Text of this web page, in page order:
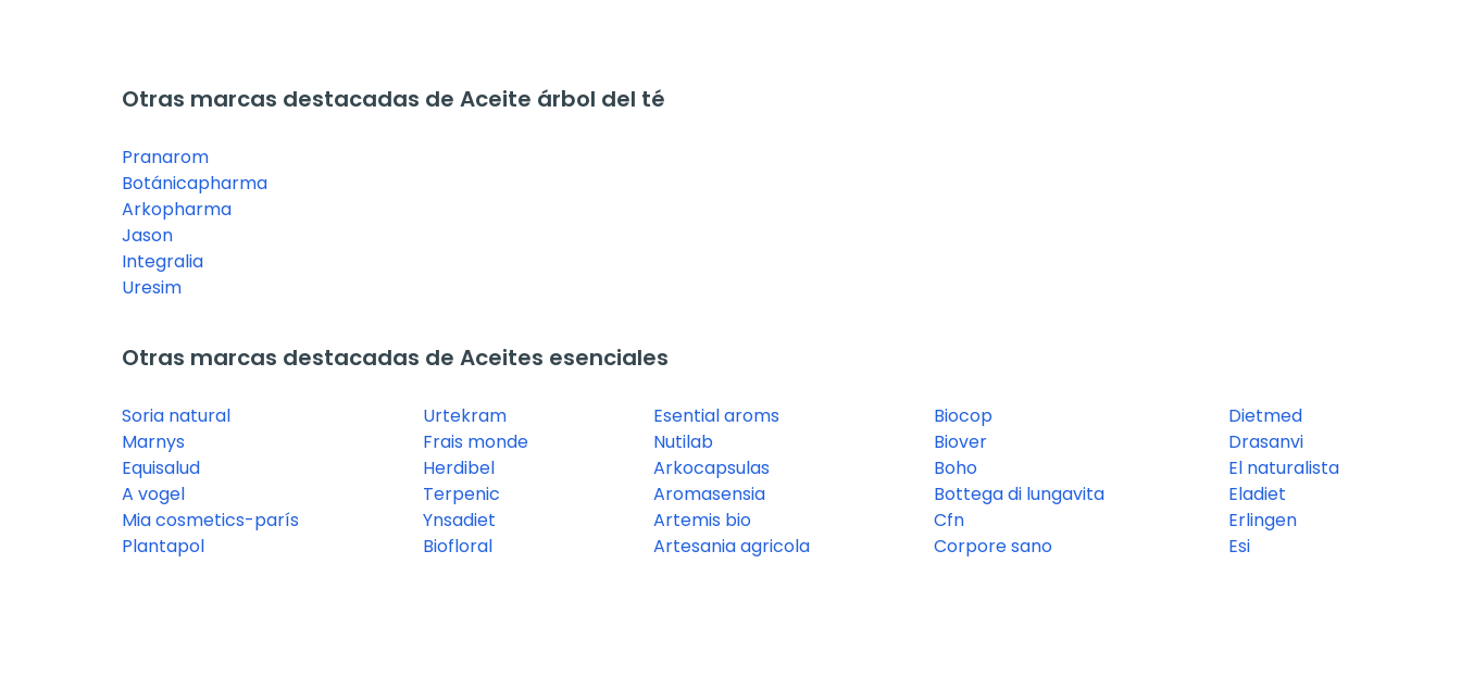
Otras marcas destacadas de Aceite árbol del té
Pranarom
Botánicapharma
Arkopharma
Jason
Integralia
Uresim
Otras marcas destacadas de Aceites esenciales
Soria natural
Marnys
Equisalud
A vogel
Mia cosmetics-parís
Plantapol
Urtekram
Frais monde
Herdibel
Terpenic
Ynsadiet
Biofloral
Esential aroms
Nutilab
Arkocapsulas
Aromasensia
Artemis bio
Artesania agricola
Biocop
Biover
Boho
Bottega di lungavita
Cfn
Corpore sano
Dietmed
Drasanvi
El naturalista
Eladiet
Erlingen
Esi